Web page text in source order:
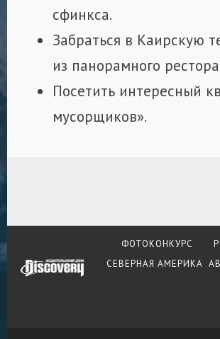
сфинкса.
Забраться в Каирскую
из панорамного
Посетить интересный
мусорщиков».
ФОТОКОНКУРС
СЕВЕРНАЯ АМЕРИКА